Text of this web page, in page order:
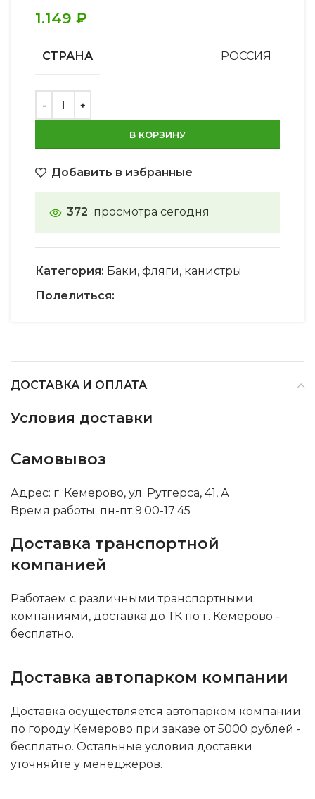
1.149 ₽
СТРАНА РОССИЯ
В КОРЗИНУ
Добавить в избранные
372 просмотра сегодня
Категория: Баки, фляги, канистры
Полелиться:
ДОСТАВКА И ОПЛАТА
Условия доставки
Самовывоз
Адрес: г. Кемерово, ул. Рутгерса, 41, А
Время работы: пн-пт 9:00-17:45
Доставка транспортной
компанией
Работаем с различными транспортными
компаниями, доставка до ТК по г. Кемерово -
бесплатно.
Доставка автопарком компании
Доставка осуществляется автопарком компании
по городу Кемерово при заказе от 5000 рублей -
бесплатно. Остальные условия доставки
уточняйте у менеджеров.